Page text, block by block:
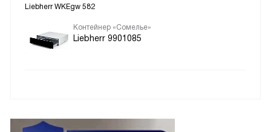
Liebherr WKEgw 582
Контейнер «Сомелье»
Liebherr 9901085